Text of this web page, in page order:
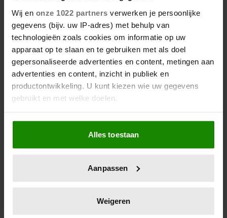
Wij en onze 1022 partners verwerken je persoonlijke
gegevens (bijv. uw IP-adres) met behulp van
technologieën zoals cookies om informatie op uw
apparaat op te slaan en te gebruiken met als doel
gepersonaliseerde advertenties en content, metingen aan
advertenties en content, inzicht in publiek en
productontwikkeling. U kunt kiezen wie uw gegevens
gebruikt en met welke doelen.
Als u het toestaat, willen we ook graag:
Informatie verzamelen over uw geografische
locatie, die tot een paar meter nauwkeurig kan zijn
scannen op specifieke eigenschappen (fingerprinting)
verwerkt en stel uw voorkeuren in het
Alles toestaan
Aanpassen
Weigeren